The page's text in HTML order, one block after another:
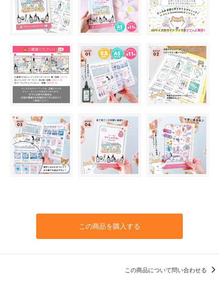
この商品を購入する
この商品について問い合わせる